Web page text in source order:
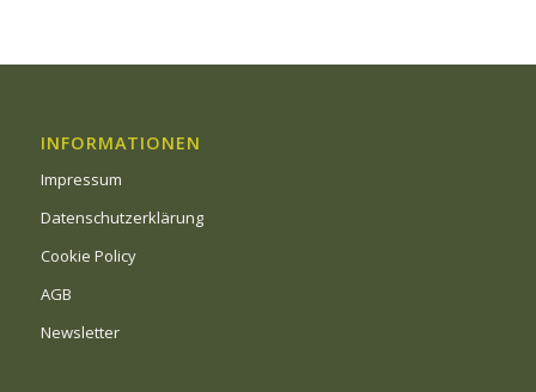
INFORMATIONEN
Impressum
Datenschutzerklärung
Cookie Policy
AGB
Newsletter